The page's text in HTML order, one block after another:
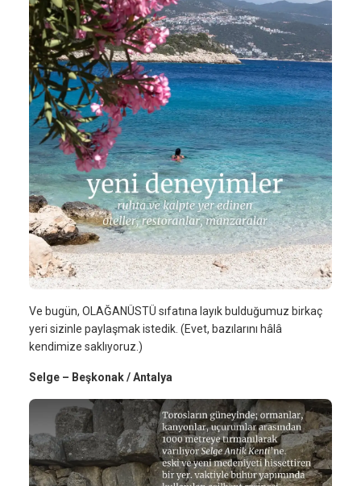
Ve bugün, OLAĞANÜSTÜ sıfatına layık bulduğumuz birkaç
yeri sizinle paylaşmak istedik. (Evet, bazılarını hâlâ
kendimize saklıyoruz.)
Selge – Beşkonak / Antalya